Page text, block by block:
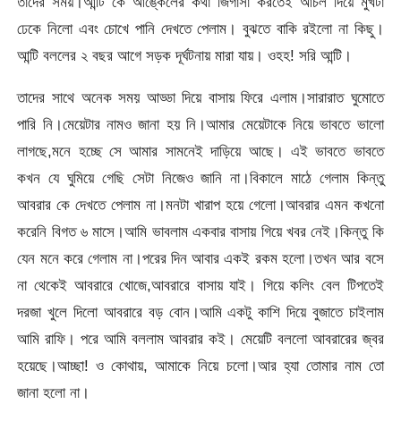
ঢেকে নিলো এবং চোখে পানি দেখতে পেলাম। বুঝতে বাকি রইলো না কিছু।
আন্টি বললের ২ বছর আগে সড়ক দূর্ঘটনায় মারা যায়। ওহহ! সরি আন্টি।
তাদের সাথে অনেক সময় আড্ডা দিয়ে বাসায় ফিরে এলাম।সারারাত ঘুমোতে
পারি নি।মেয়েটার নামও জানা হয় নি।আমার মেয়েটাকে নিয়ে ভাবতে ভালো
লাগছে,মনে হচ্ছে সে আমার সামনেই দাড়িয়ে আছে। এই ভাবতে ভাবতে
কখন যে ঘুমিয়ে গেছি সেটা নিজেও জানি না।বিকালে মাঠে গেলাম কিন্তু
আবরার কে দেখতে পেলাম না।মনটা খারাপ হয়ে গেলো।আবরার এমন কখনো
করেনি বিগত ৬ মাসে।আমি ভাবলাম একবার বাসায় গিয়ে খবর নেই।কিন্তু কি
যেন মনে করে গেলাম না।পরের দিন আবার একই রকম হলো।তখন আর বসে
না থেকেই আবরারে খোজে,আবরারে বাসায় যাই। গিয়ে কলিং বেল টিপতেই
দরজা খুলে দিলো আবরারে বড় বোন।আমি একটু কাশি দিয়ে বুজাতে চাইলাম
আমি রাফি। পরে আমি বললাম আবরার কই। মেয়েটি বললো আবরারের জ্বর
হয়েছে।আচ্ছা! ও কোথায়, আমাকে নিয়ে চলো।আর হ্যা তোমার নাম তো
জানা হলো না।